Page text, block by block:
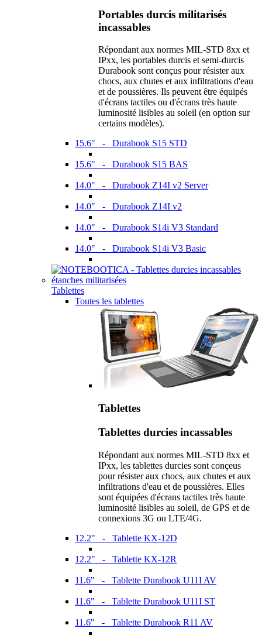
Portables durcis militarisés
incassables
Répondant aux normes MIL-STD 8xx et
IPxx, les portables durcis et semi-durcis
Durabook sont conçus pour résister aux
chocs, aux chutes et aux infiltrations d'eau
et de poussières. Ils peuvent être équipés
d'écrans tactiles ou d'écrans très haute
luminosité lisibles au soleil (en option sur
certains modèles).
15.6" - Durabook S15 STD
15.6" - Durabook S15 BAS
14.0" - Durabook Z14I v2 Server
14.0" - Durabook Z14I v2
14.0" - Durabook S14i V3 Standard
14.0" - Durabook S14i V3 Basic
Tablettes
Toutes les tablettes
Tablettes
Tablettes durcies incassables
Répondant aux normes MIL-STD 8xx et
IPxx, les tablettes durcies sont conçeus
pour résister aux chocs, aux chutes et aux
infiltrations d'eau et de poussières. Elles
sont équipées d'écrans tactiles très haute
luminosité lisibles au soleil, de GPS et de
connexions 3G ou LTE/4G.
12.2" - Tablette KX-12D
12.2" - Tablette KX-12R
11.6" - Tablette Durabook U11I AV
11.6" - Tablette Durabook U11I ST
11.6" - Tablette Durabook R11 AV